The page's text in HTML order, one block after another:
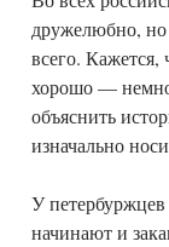
дружелюбно, но
всего. Кажется,
хорошо —
объяснить
изначально
У
начинают и